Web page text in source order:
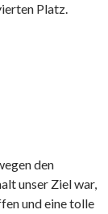
Platz.
den
unser Ziel war,
und eine tolle